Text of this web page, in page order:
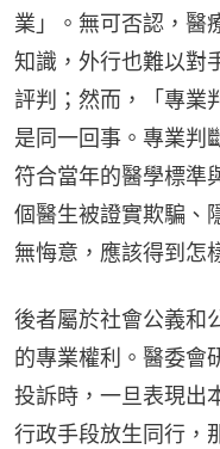
業」。無可否認，醫
知識，外行也難以對
評判；然而，「專業
是同一回事。專業判
符合當年的醫學標準
個醫生被證實欺騙、
無悔意，應該得到怎
後者屬於社會公義和
的專業權利。醫委會
投訴時，一旦表現出
行政手段放生同行，